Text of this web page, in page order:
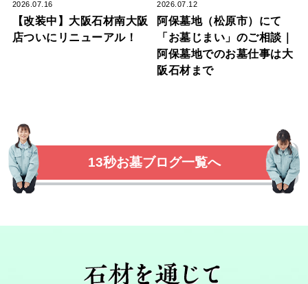
2026.07.16
【改装中】大阪石材南大阪
店ついにリニューアル！
2026.07.12
阿保墓地（松原市）にて
「お墓じまい」のご相談｜
阿保墓地でのお墓仕事は大
阪石材まで
13秒お墓ブログ一覧へ